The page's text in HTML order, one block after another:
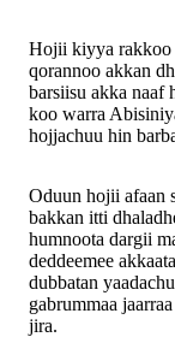
Hojii kiyya rakkoo
qorannoo akkan
barsiisu akka naaf
koo warra
hojjachuu hin
Oduun hojii afaan
bakkan itti
humnoota dargii
deddeemee
dubbatan
gabrummaa
jira.